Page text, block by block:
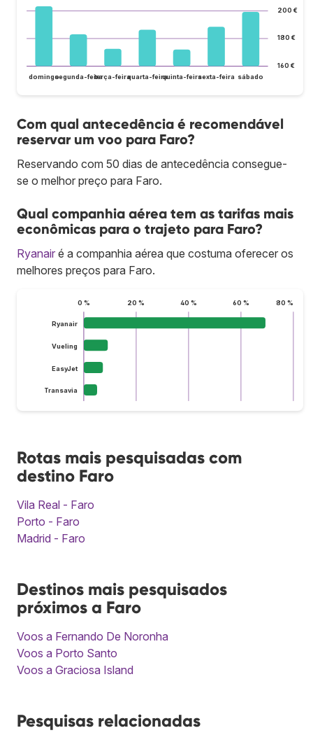
160 €
180 €
200 €
domingosegunda-feiraterça-feiraquarta-feiraquinta-feirasexta-feira sábado
Com qual antecedência é recomendável
reservar um voo para Faro?
Reservando com 50 dias de antecedência consegue-
se o melhor preço para Faro.
Qual companhia aérea tem as tarifas mais
econômicas para o trajeto para Faro?
Ryanair é a companhia aérea que costuma oferecer os
melhores preços para Faro.
0 % 20 % 40 % 60 % 80 %
Ryanair
Vueling
EasyJet
Transavia
Rotas mais pesquisadas com
destino Faro
Vila Real - Faro
Porto - Faro
Madrid - Faro
Destinos mais pesquisados
próximos a Faro
Voos a Fernando De Noronha
Voos a Porto Santo
Voos a Graciosa Island
Pesquisas relacionadas